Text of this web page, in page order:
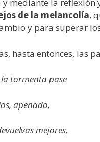
y mediante la reflexión
de la melancolía,
y para superar
hasta entonces, las
tormenta pase
apenado,
mejores,